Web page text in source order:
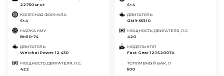
22750 кг кг
КОЛЕСНАЯ ФОРМУЛА
6×4
МАРКА КМУ
ВМ10-74
ДВИГАТЕЛЬ
Wеichаi Power 12.430
МОЩНОСТЬ ДВИГАТЕЛЯ, Л.С.
422
6×4
ДВИГАТЕЛЬ
ЯМЗ-653.10
МОЩНОСТЬ ДВИГАТЕЛЯ, Л.С.
420
МОДЕЛЬ КПП
Fast Gear 12JS200TA
ТОПЛИВНЫЙ БАК, Л
500